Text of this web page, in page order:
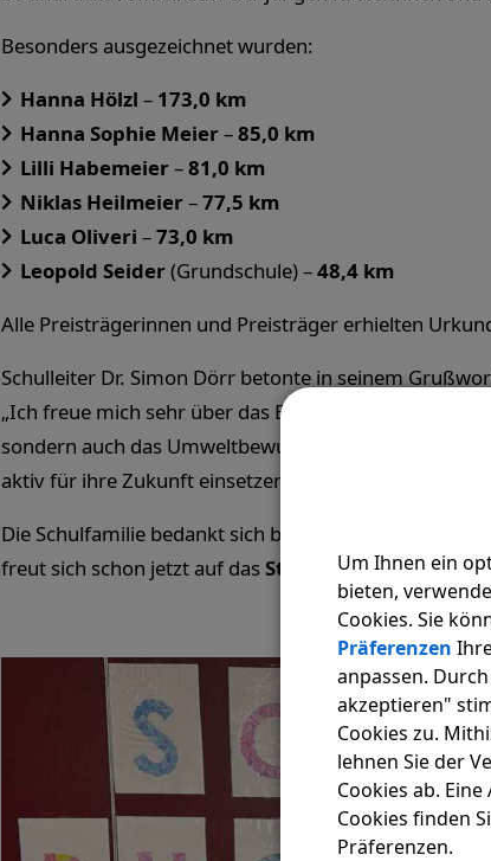
Besonders ausgezeichnet wurden:
Hanna Hölzl – 173,0 km
Hanna Sophie Meier–85,0 km
Lilli Habemeier–81,0 km
Niklas Heilmeier–77,5 km
Luca Oliveri –73,0 km
Leopold Seider(Grundschule) –48,4 km
Alle Preisträgerinnen und Preisträger erhielten
Schulleiter Dr. Simon Dörr betonte in seinem
„Ich freue mich sehr über das Engagement unserer
sondern auch das Umweltbewusstsein. Genau das
aktiv für ihre Zukunft einsetzen.“
Die Schulfamilie bedankt sich bei allen Mitwirkenden
freut sich schon jetzt auf dasStadtradeln 2026.
Um Ihnen ein
bieten,
Cookies. Sie
Präferenzen
anpassen.
akzeptieren"
Cookies zu.
lehnen Sie der
Cookies ab.
Cookies finden
Präferenzen.